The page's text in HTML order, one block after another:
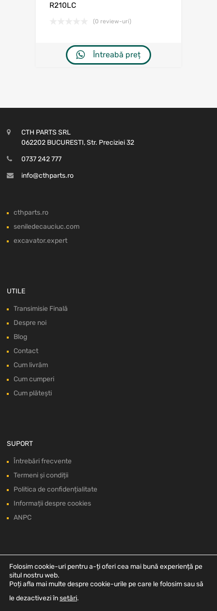
R210LC
(0 review-uri)
Întreabă preț
CTH PARTS SRL
062202 BUCURESTI, Str. Preciziei 32
0737 242 777
info@cthparts.ro
cthparts.ro
seniledecauciuc.com
excavator.expert
UTILE
Transimisie Finală
Despre noi
Blog
Contact
Cum livrăm
Cum cumperi
Cum plătești
SUPORT
Întrebări frecvente
Termeni și condiții
Politica de confidențialitate
Informații despre cookies
ANPC
Folosim cookie-uri pentru a-ți oferi cea mai bună experiență pe
situl nostru web.
Poți afla mai multe despre cookie-urile pe care le folosim sau să
le dezactivezi însetări.